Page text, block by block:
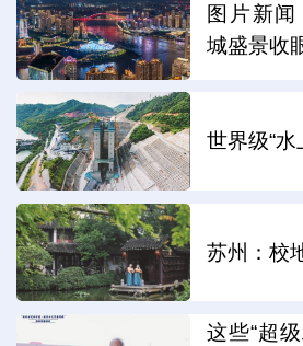
图片新
城盛景收
世界级“水
苏州：校
这些“超